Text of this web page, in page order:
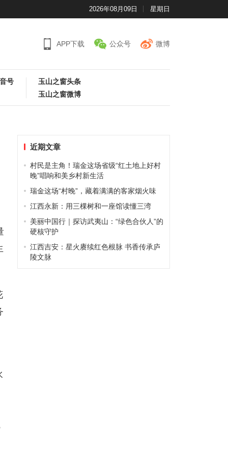
2026年08月09日 星期日
APP下载 公众号 微博
号
玉山之窗头条
玉山之窗微博
近期文章
村民是主角！瑞金这场省级“红土地上好村
晚”唱响和美乡村新生活
瑞金这场“村晚”，藏着满满的客家烟火味
江西永新：用三棵树和一座馆读懂三湾
美丽中国行｜探访武夷山：“绿色合伙人”的
硬核守护
江西吉安：星火赓续红色根脉 书香传承庐
陵文脉